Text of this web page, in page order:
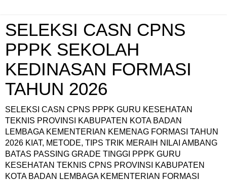
SELEKSI CASN CPNS
PPPK SEKOLAH
KEDINASAN FORMASI
TAHUN 2026
SELEKSI CASN CPNS PPPK GURU KESEHATAN
TEKNIS PROVINSI KABUPATEN KOTA BADAN
LEMBAGA KEMENTERIAN KEMENAG FORMASI TAHUN
2026 KIAT, METODE, TIPS TRIK MERAIH NILAI AMBANG
BATAS PASSING GRADE TINGGI PPPK GURU
KESEHATAN TEKNIS CPNS PROVINSI KABUPATEN
KOTA BADAN LEMBAGA KEMENTERIAN FORMASI